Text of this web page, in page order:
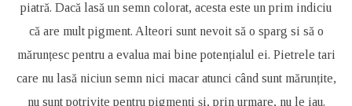
piatră. Dacă lasă un semn colorat, acesta este un prim indiciu
că are mult pigment. Alteori sunt nevoit să o sparg si să o
mărunțesc pentru a evalua mai bine potențialul ei. Pietrele tari
care nu lasă niciun semn nici macar atunci când sunt mărunțite,
nu sunt potrivite pentru pigmenți și, prin urmare, nu le iau.